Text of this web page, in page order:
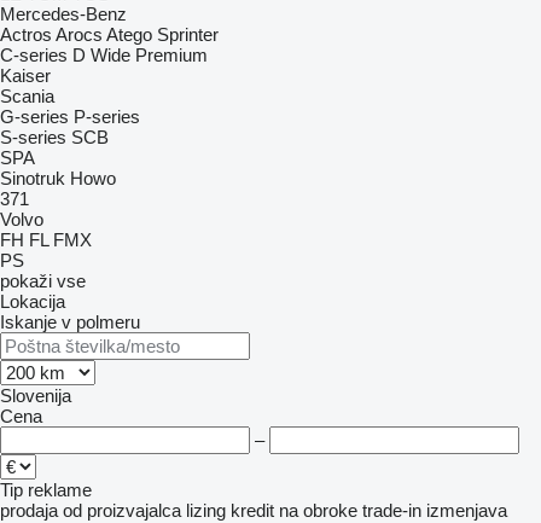
Mercedes-Benz
Actros Arocs Atego Sprinter
C-series D Wide Premium
Kaiser
Scania
G-series P-series
S-series SCB
SPA
Sinotruk Howo
371
Volvo
FH FL FMX
PS
pokaži vse
Lokacija
Iskanje v polmeru
Slovenija
Cena
–
Tip reklame
prodaja od proizvajalca lizing kredit na obroke trade-in izmenjava